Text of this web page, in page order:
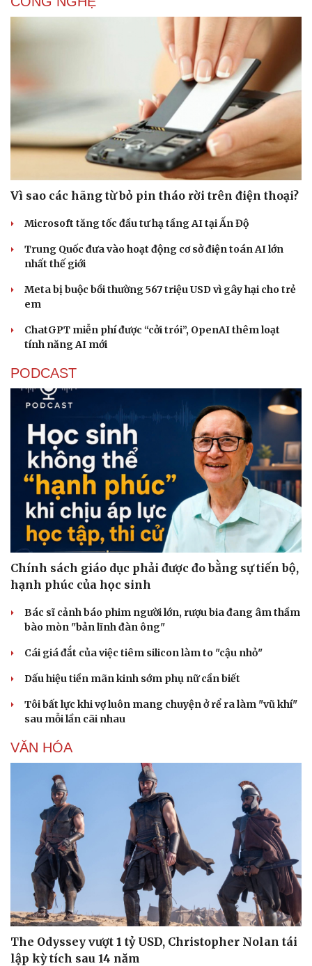
Vì cộng đồng
Công nghệ
Sành điệu
Tin Công nghệ
Trải nghiệm
Chuyển đổi số
Vì sao các hãng từ bỏ pin tháo rời trên điện thoại?
Microsoft tăng tốc đầu tư hạ tầng AI tại Ấn Độ
Trung Quốc đưa vào hoạt động cơ sở điện toán AI lớn
nhất thế giới
Meta bị buộc bồi thường 567 triệu USD vì gây hại cho trẻ
em
ChatGPT miễn phí được “cởi trói”, OpenAI thêm loạt
tính năng AI mới
PODCAST
Chính sách giáo dục phải được đo bằng sự tiến bộ,
hạnh phúc của học sinh
Bác sĩ cảnh báo phim người lớn, rượu bia đang âm thầm
bào mòn "bản lĩnh đàn ông"
Cái giá đắt của việc tiêm silicon làm to "cậu nhỏ"
Dấu hiệu tiền mãn kinh sớm phụ nữ cần biết
Tôi bất lực khi vợ luôn mang chuyện ở rể ra làm "vũ khí"
sau mỗi lần cãi nhau
VĂN HÓA
The Odyssey vượt 1 tỷ USD, Christopher Nolan tái
lập kỳ tích sau 14 năm